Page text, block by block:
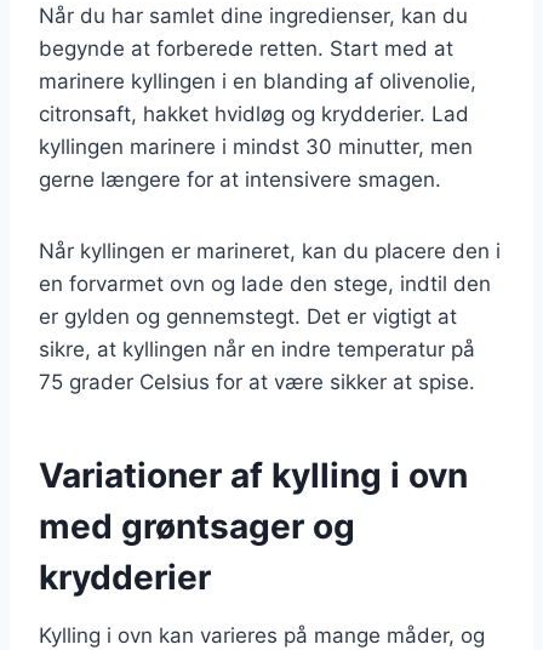
Når du har samlet dine ingredienser, kan du
begynde at forberede retten. Start med at
marinere kyllingen i en blanding af olivenolie,
citronsaft, hakket hvidløg og krydderier. Lad
kyllingen marinere i mindst 30 minutter, men
gerne længere for at intensivere smagen.
Når kyllingen er marineret, kan du placere den i
en forvarmet ovn og lade den stege, indtil den
er gylden og gennemstegt. Det er vigtigt at
sikre, at kyllingen når en indre temperatur på
75 grader Celsius for at være sikker at spise.
Variationer af kylling i ovn
med grøntsager og
krydderier
Kylling i ovn kan varieres på mange måder, og